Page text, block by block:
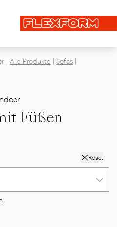
schließen
| Alle Produkte | Sofas |
Füßen
Reset